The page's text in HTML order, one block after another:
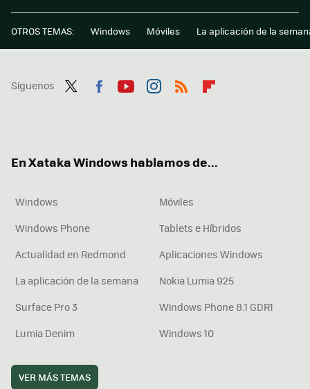
OTROS TEMAS: Windows Móviles La aplicación de la
Síguenos
En Xataka Windows hablamos de...
Windows
Móviles
Windows Phone
Tablets e Híbridos
Actualidad en Redmond
Aplicaciones Windows
La aplicación de la semana
Nokia Lumia 925
Surface Pro 3
Windows Phone 8.1 GDR1
Lumia Denim
Windows 10
VER MÁS TEMAS